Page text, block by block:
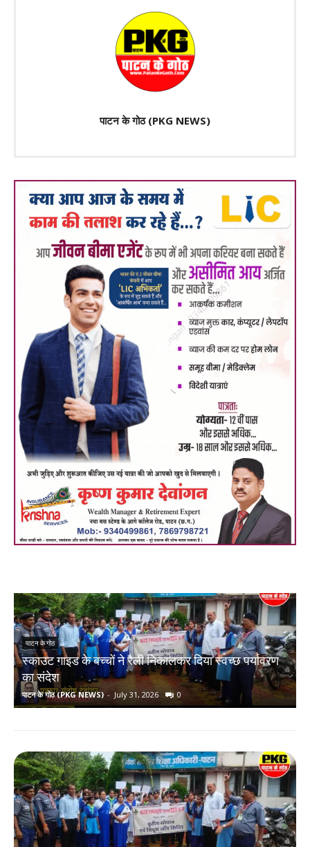
पाटन के गोठ (PKG NEWS)
पाटन के गोठ
स्काउट गाइड के बच्चों ने रैली निकालकर दिया स्वच्छ पर्यावरण
का संदेश
पाटन के गोठ (PKG NEWS) - July 31, 2026 0